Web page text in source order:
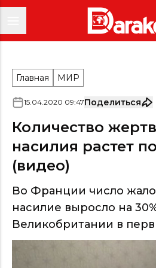
Главная МИР
15.04.2020 09:47Поделиться
Количество
насилия растет
(видео)
Во Франции число
насилие выросло на
Великобритании в